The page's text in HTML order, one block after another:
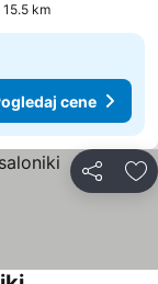
km
cene
Deli